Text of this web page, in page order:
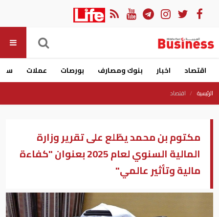
اقتصاد اخبار بنوك ومصارف بورصات عملات
الرئيسية اقتصاد
مكتوم بن محمد يطّلع على تقرير وزارة
المالية السنوي لعام 2025 بعنوان "كفاءة
مالية وتأثير عالمي"